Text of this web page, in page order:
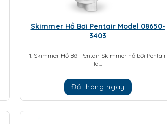
Skimmer Hồ Bơi Pentair Model 08650-
3403
1. Skimmer Hồ Bơi Pentair Skimmer hồ bơi Pentair
là…
Đặt hàng ngay